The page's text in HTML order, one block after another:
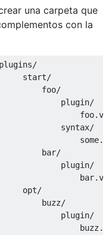
una carpeta que
con la
plugins/
start/
foo/
plugin/
syntax/
bar/
plugin/
opt/
buzz/
plugin/